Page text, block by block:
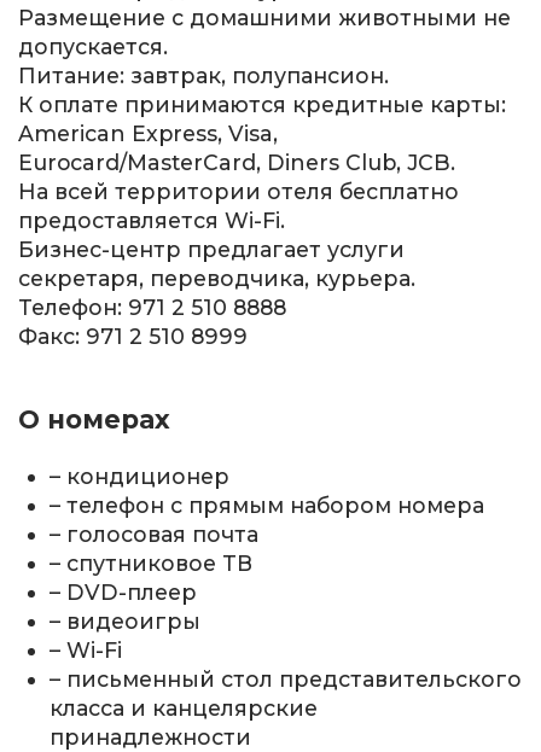
Размещение с домашними животными не
допускается.
Питание: завтрак, полупансион.
К оплате принимаются кредитные карты:
American Express, Visa,
Eurocard/MasterCard, Diners Club, JCB.
На всей территории отеля бесплатно
предоставляется Wi-Fi.
Бизнес-центр предлагает услуги
секретаря, переводчика, курьера.
Телефон: 971 2 510 8888
Факс: 971 2 510 8999
О номерах
– кондиционер
– телефон с прямым набором номера
– голосовая почта
– спутниковое ТВ
– DVD-плеер
– видеоигры
– Wi-Fi
– письменный стол представительского
класса и канцелярские
принадлежности